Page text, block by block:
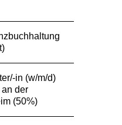
in (w/m/d)
der
(50%)